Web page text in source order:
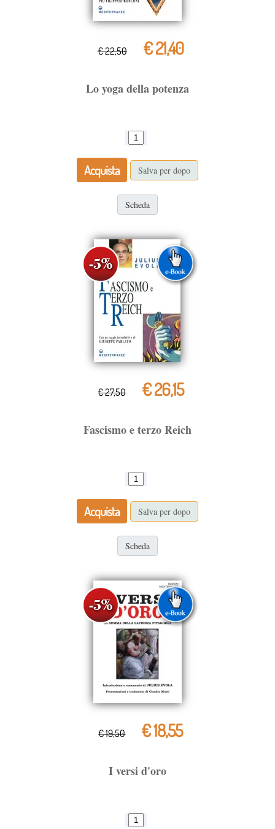
€ 22,50 € 21,40
Lo yoga della potenza
Acquista Salva per dopo
Scheda
€ 27,50 € 26,15
Fascismo e terzo Reich
Acquista Salva per dopo
Scheda
€ 19,50 € 18,55
I versi d'oro